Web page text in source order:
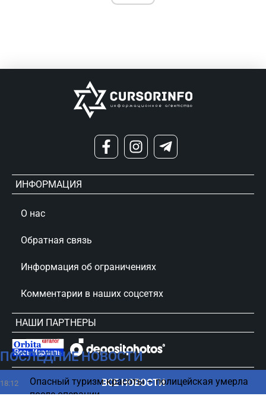
ПОСЛЕДНИЕ НОВОСТИ
18:12
Опасный туризм красоты – полицейская умерла
ВСЕ НОВОСТИ
ИНФОРМАЦИЯ
О нас
Обратная связь
Информация об ограничениях
Комментарии в наших соцсетях
НАШИ ПАРТНЕРЫ
сursorinfo.co.il © Все права защищены